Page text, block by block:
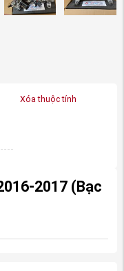
Xóa thuộc tính
2017 (Bạc